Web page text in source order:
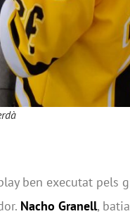
ben executat pels
Nacho Granell,